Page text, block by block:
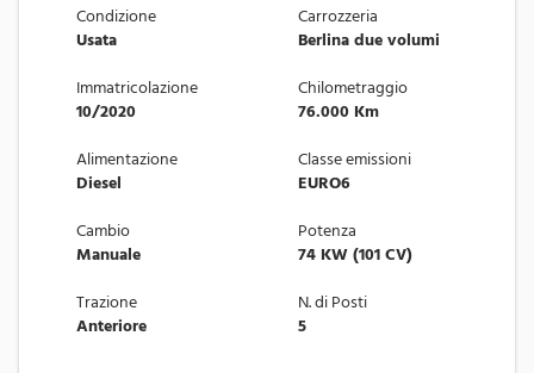
Condizione
Usata
Carrozzeria
Berlina due volumi
Immatricolazione
10/2020
Chilometraggio
76.000 Km
Alimentazione
Diesel
Classe emissioni
EURO6
Cambio
Manuale
Potenza
74 KW (101 CV)
Trazione
Anteriore
N. di Posti
5